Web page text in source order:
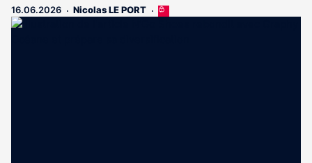
16.06.2026 Nicolas LE PORT
Cet